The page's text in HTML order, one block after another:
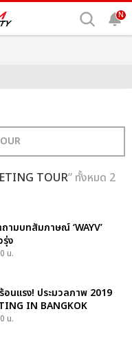
N
TOUR” ทั้งหมด 2
ามบทสัมภาษณ์ ‘WAYV’
ง
น.
นแรง! ประมวลภาพ 2019
IN BANGKOK
น.